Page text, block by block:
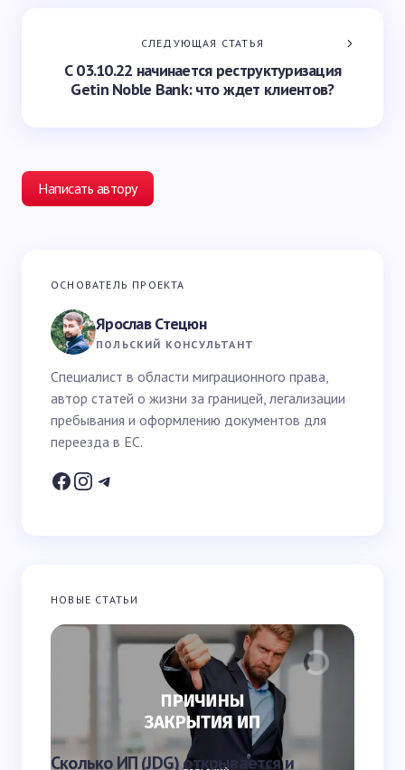
СЛЕДУЮЩАЯ СТАТЬЯ
С 03.10.22 начинается реструктуризация
Getin Noble Bank: что ждет клиентов?
Написать автору
Ваш адрес email не будет опубликован.
Ваш вопрос *
Ваше имя *
Email *
Запомнить имя и email для следующих
комментариев
Отправить
ОСНОВАТЕЛЬ ПРОЕКТА
Ярослав Стецюн
ПОЛЬСКИЙ КОНСУЛЬТАНТ
Специалист в области миграционного права,
автор статей о жизни за границей, легализации
пребывания и оформлению документов для
переезда в ЕС.
НОВЫЕ СТАТЬИ
Сколько ИП (JDG) открывается и